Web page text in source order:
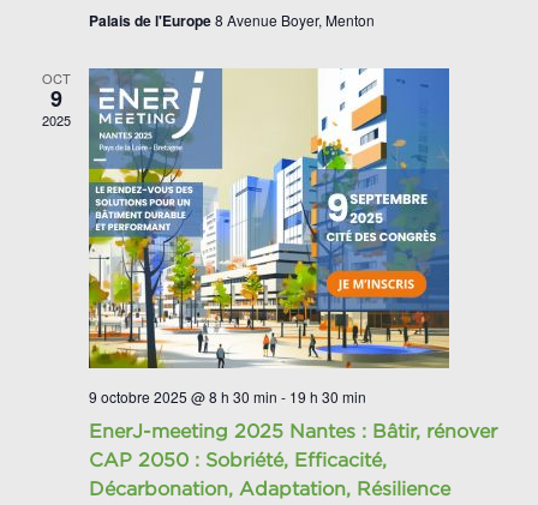
Palais de l'Europe8 Avenue Boyer, Menton
OCT
9
2025
9 octobre 2025 @ 8 h 30 min - 19 h 30 min
EnerJ-meeting 2025 Nantes : Bâtir, rénover
CAP 2050 : Sobriété, Efficacité,
Décarbonation, Adaptation, Résilience